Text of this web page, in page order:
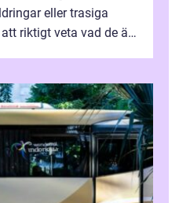
eller trasiga
riktigt veta vad de är